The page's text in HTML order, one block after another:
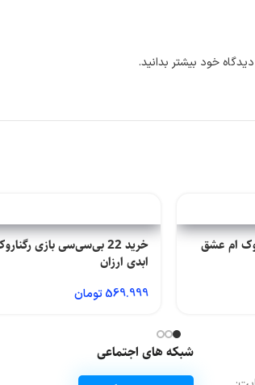
خود بیشتر بدانید.
ام عشق
خرید 22 بی‌سی‌سی بازی
ابدی ارزان
569.999تومان
شبکه های اجتماعی